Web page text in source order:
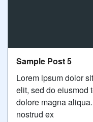
Sample Post 5
Lorem ipsum dolor
elit, sed do eiusmod
dolore magna
nostrud ex